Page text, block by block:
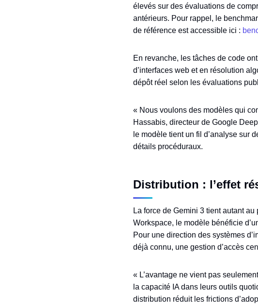
élevés sur des évaluations de
antérieurs. Pour rappel, le
de référence est accessible ici :
En revanche, les tâches de code
d’interfaces web et en résolution
dépôt réel selon les évaluations
« Nous voulons des modèles qui
Hassabis, directeur de Google
le modèle tient un fil d’analyse sur
détails procéduraux.
Distribution : l’effet
La force de Gemini 3 tient autant
Workspace, le modèle bénéficie
Pour une direction des systèmes
déjà connu, une gestion d’accès
« L’avantage ne vient pas
la capacité IA dans leurs outils
distribution réduit les frictions